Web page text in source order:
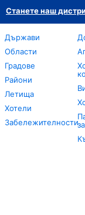
Станете наш
Държави
Области
Градове
Райони
Летища
Хотели
Забележителности